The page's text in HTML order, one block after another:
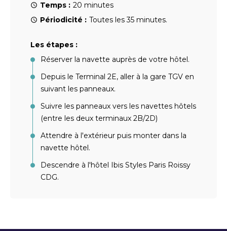
Temps : 20 minutes
Périodicité : Toutes les 35 minutes.
Les étapes :
Réserver la navette auprès de votre hôtel.
Depuis le Terminal 2E, aller à la gare TGV en
suivant les panneaux.
Suivre les panneaux vers les navettes hôtels
(entre les deux terminaux 2B/2D)
Attendre à l'extérieur puis monter dans la
navette hôtel.
Descendre à l'hôtel Ibis Styles Paris Roissy
CDG.